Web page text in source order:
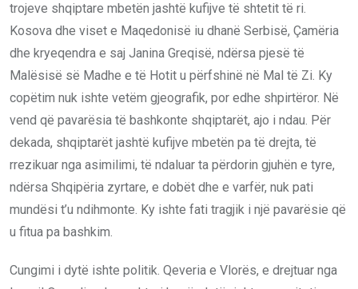
trojeve shqiptare mbetën jashtë kufijve të shtetit të ri.
Kosova dhe viset e Maqedonisë iu dhanë Serbisë, Çamëria
dhe kryeqendra e saj Janina Greqisë, ndërsa pjesë të
Malësisë së Madhe e të Hotit u përfshinë në Mal të Zi. Ky
copëtim nuk ishte vetëm gjeografik, por edhe shpirtëror. Në
vend që pavarësia të bashkonte shqiptarët, ajo i ndau. Për
dekada, shqiptarët jashtë kufijve mbetën pa të drejta, të
rrezikuar nga asimilimi, të ndaluar ta përdorin gjuhën e tyre,
ndërsa Shqipëria zyrtare, e dobët dhe e varfër, nuk pati
mundësi t’u ndihmonte. Ky ishte fati tragjik i një pavarësie që
u fitua pa bashkim.
Cungimi i dytë ishte politik. Qeveria e Vlorës, e drejtuar nga